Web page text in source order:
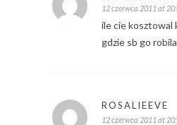
12 czerwca 2011 at
ile cie kosztowal
gdzie sb go
ROSALIEEVE
12 czerwca 2011 at